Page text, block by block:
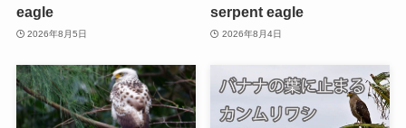
eagle
2026年8月5日
serpent eagle
2026年8月4日